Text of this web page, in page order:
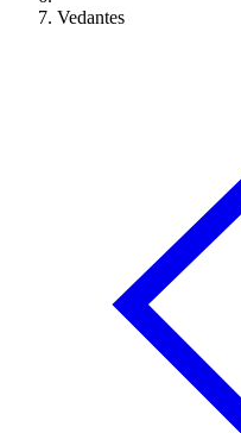
Vedantes